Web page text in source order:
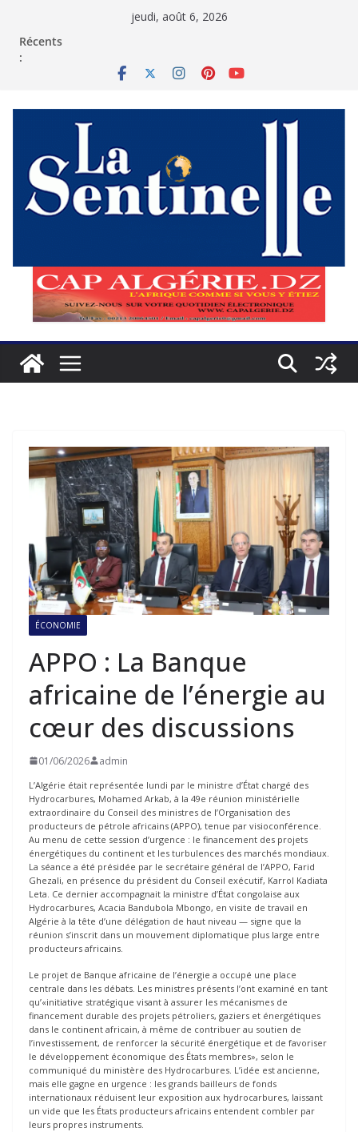
jeudi, août 6, 2026
Récents
:
ÉCONOMIE
APPO : La Banque
africaine de l’énergie au
cœur des discussions
01/06/2026 admin
L’Algérie était représentée lundi par le ministre d’État chargé des
Hydrocarbures, Mohamed Arkab, à la 49e réunion ministérielle
extraordinaire du Conseil des ministres de l’Organisation des
producteurs de pétrole africains (APPO), tenue par visioconférence.
Au menu de cette session d’urgence : le financement des projets
énergétiques du continent et les turbulences des marchés mondiaux.
La séance a été présidée par le secrétaire général de l’APPO, Farid
Ghezali, en présence du président du Conseil exécutif, Karrol Kadiata
Leta. Ce dernier accompagnait la ministre d’État congolaise aux
Hydrocarbures, Acacia Bandubola Mbongo, en visite de travail en
Algérie à la tête d’une délégation de haut niveau — signe que la
réunion s’inscrit dans un mouvement diplomatique plus large entre
producteurs africains.
Le projet de Banque africaine de l’énergie a occupé une place
centrale dans les débats. Les ministres présents l’ont examiné en tant
qu’«initiative stratégique visant à assurer les mécanismes de
financement durable des projets pétroliers, gaziers et énergétiques
dans le continent africain, à même de contribuer au soutien de
l’investissement, de renforcer la sécurité énergétique et de favoriser
le développement économique des États membres», selon le
communiqué du ministère des Hydrocarbures. L’idée est ancienne,
mais elle gagne en urgence : les grands bailleurs de fonds
internationaux réduisent leur exposition aux hydrocarbures, laissant
un vide que les États producteurs africains entendent combler par
leurs propres instruments.